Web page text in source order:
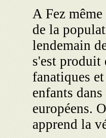
A Fez
de la
lendemain
s'est produit
fanatiques
enfants
européens.
apprend la